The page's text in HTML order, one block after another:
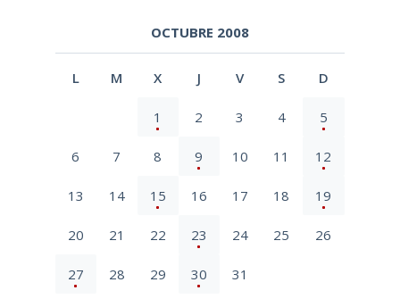
OCTUBRE 2008
L M X J V S D
1 2 3 4 5
6 7 8 9 10 11 12
13 14 15 16 17 18 19
20 21 22 23 24 25 26
27 28 29 30 31